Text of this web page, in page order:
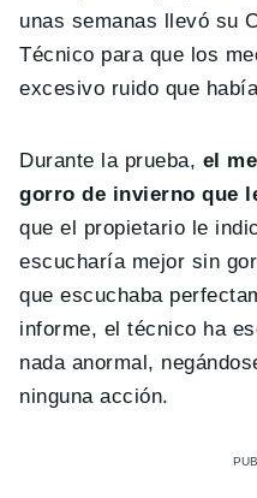
unas semanas llevó su
Técnico para que los
excesivo ruido que
Durante la prueba, el
gorro de invierno que
que el propietario le
escucharía mejor sin
que escuchaba
informe, el técnico ha
nada anormal,
ninguna acción.